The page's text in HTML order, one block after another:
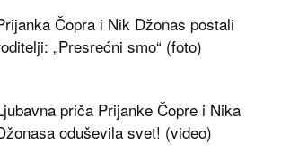
Čopra i Nik Džonas postali
„Presrećni smo“ (foto)
priča Prijanke Čopre i Nika
oduševila svet! (video)